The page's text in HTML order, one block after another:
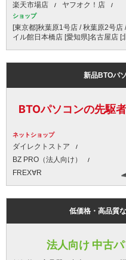
楽天市場店 ヤフオク！店
ショップ
[東京都]秋葉原1号店 / 秋葉原2号
イル館日本橋店 [愛知県]名古屋店 [
新品BTOパ
BTOパソコンの先駆
ネットショップ
ダイレクトストア
BZ PRO（法人向け）
FREX∀R
低価格・高品質
法人向け 中古